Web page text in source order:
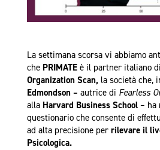
La settimana scorsa vi abbiamo
che PRIMATE è il partner italiano di
Organization Scan, la società che,
Edmondson – autrice di Fearless
alla Harvard Business School – ha
questionario che consente di
ad alta precisione per rilevare il
Psicologica.